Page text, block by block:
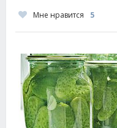
Мне нравится 5